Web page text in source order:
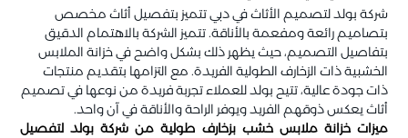
شركة بولد لتصميم الأثاث في دبي تتميز بتفصيل أثاث مخصص
بتصاميم رائعة ومفعمة بالأناقة. تتميز الشركة بالاهتمام الدقيق
بتفاصيل التصميم، حيث يظهر ذلك بشكل واضح في خزانة الملابس
الخشبية ذات الزخارف الطولية الفريدة. مع التزامها بتقديم منتجات
ذات جودة عالية، تتيح بولد للعملاء تجربة فريدة من نوعها في تصميم
أثاث يعكس ذوقهم الفريد ويوفر الراحة والأناقة في آن واحد.
ميزات خزانة ملابس خشب بزخارف طولية من شركة بولد لتفصيل